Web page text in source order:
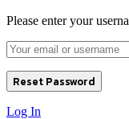
Please enter your
Log In